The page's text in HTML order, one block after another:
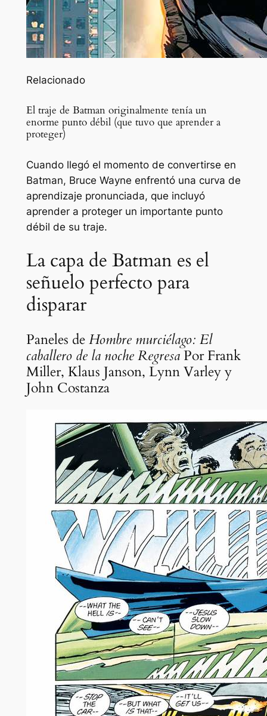
Relacionado
El traje de Batman originalmente tenía un
enorme punto débil (que tuvo que aprender a
proteger)
Cuando llegó el momento de convertirse en
Batman, Bruce Wayne enfrentó una curva de
aprendizaje pronunciada, que incluyó
aprender a proteger un importante punto
débil de su traje.
La capa de Batman es el
señuelo perfecto para
disparar
Paneles deHombre murciélago: El
caballero de la noche RegresaPor Frank
Miller, Klaus Janson, Lynn Varley y
John Costanza